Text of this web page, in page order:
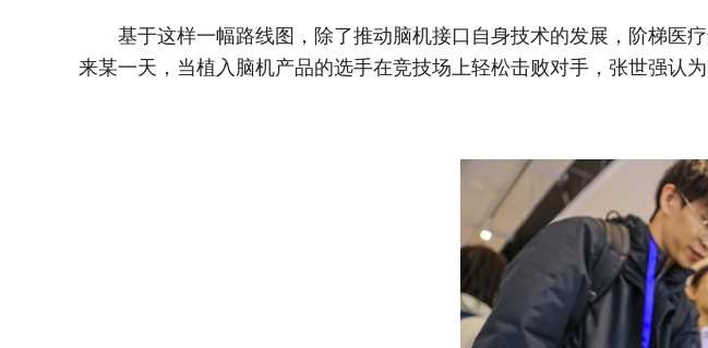
基于这样一幅路线图，除了推动脑机接口自身技术的发展，阶梯医
来某一天，当植入脑机产品的选手在竞技场上轻松击败对手，张世强认